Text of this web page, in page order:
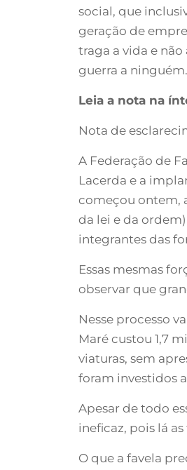
social, que
geração de
traga a vida e
guerra a
Leia a nota na
Nota de
A Federação de
Lacerda e a
começou ontem,
da lei e da
integrantes das
Essas mesmas
observar que
Nesse processo
Maré custou 1,7
viaturas, sem
foram investidos
Apesar de todo
ineficaz, pois lá
O que a favela